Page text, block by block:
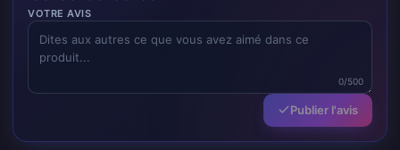
VOTRE AVIS
0/500
Publier l'avis